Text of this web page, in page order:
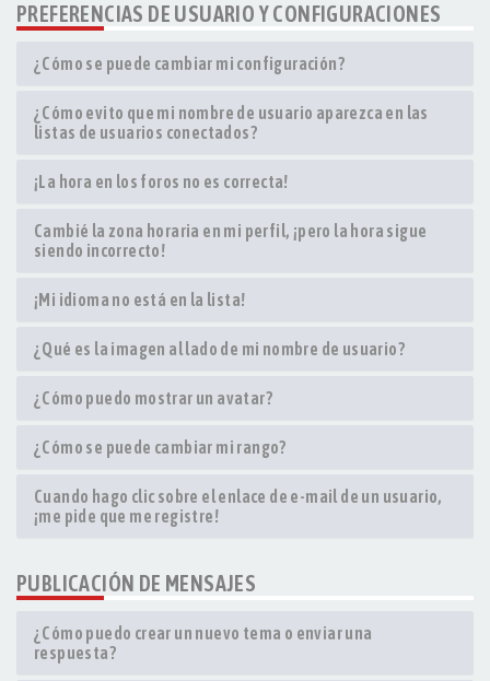
PREFERENCIAS DE USUARIO Y CONFIGURACIONES
¿Cómo se puede cambiar mi configuración?
¿Cómo evito que mi nombre de usuario aparezca en las
listas de usuarios conectados?
¡La hora en los foros no es correcta!
Cambié la zona horaria en mi perfil, ¡pero la hora sigue
siendo incorrecto!
¡Mi idioma no está en la lista!
¿Qué es la imagen al lado de mi nombre de usuario?
¿Cómo puedo mostrar un avatar?
¿Cómo se puede cambiar mi rango?
Cuando hago clic sobre el enlace de e-mail de un usuario,
¡me pide que me registre!
PUBLICACIÓN DE MENSAJES
¿Cómo puedo crear un nuevo tema o enviar una
respuesta?